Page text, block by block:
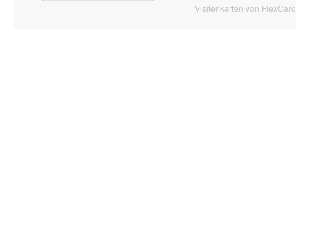
Visitenkarten von FlexCard